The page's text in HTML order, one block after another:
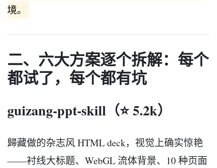
境。
二、六大方案逐个拆解：每个
都试了，每个都有坑
guizang-ppt-skill（⭐ 5.2k）
歸藏做的杂志风 HTML deck，视觉上确实惊艳
——衬线大标题、WebGL 流体背景、10 种页面